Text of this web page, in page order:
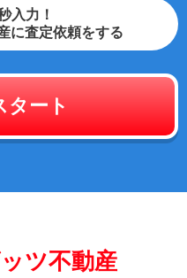
入力！
に査定依頼をする
タート
ツ不動産